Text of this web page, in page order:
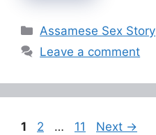
Categories
Assamese Sex Story
Leave a comment
Page
1 Page
2 … Page
11 Next →